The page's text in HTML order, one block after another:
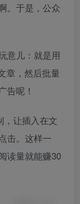
。于是，公众
意儿：就是用
章，然后批量
告呢！
，让插入在文
击。这样一
读量就能赚30